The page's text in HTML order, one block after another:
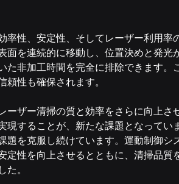
性、安定性、そしてレーザー利用率
面を連続的に移動し、位置決めと発光
た非加工時間を完全に排除できます。
性も確保されます。
ーザー清掃の質と効率をさらに向上さ
することが、新たな課題となってい
題を克服し続けています。運動制御シ
定性を向上させるとともに、清掃品質
た。